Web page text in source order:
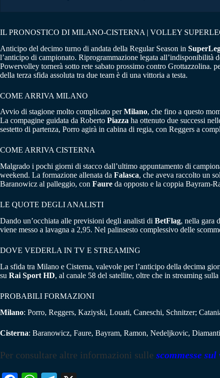
IL PRONOSTICO DI MILANO-CISTERNA | VOLLEY
Anticipo del decimo turno di andata della Regular Season in
l’anticipo di campionato. Riprogrammazione legata
Powervolley tornerà sotto rete sabato prossimo contro Grottazzolina.
della terza sfida assoluta tra due team è di una vittoria a testa.
COME ARRIVA MILANO
Avvio di stagione molto complicato perMilano, che fino a questo
La compagine guidata da Roberto Piazza ha ottenuto due successi
sestetto di partenza, Porro agirà in cabina di regia, con Reggers a
COME ARRIVA CISTERNA
Malgrado i pochi giorni di stacco dall’ultimo appuntamento di
weekend. La formazione allenata da Falasca, che aveva raccolto un
Baranowicz al palleggio, con Faure da opposto e la coppia Bayram-
LE QUOTE DEGLI ANALISTI
Dando un’occhiata alle previsioni degli analisti di BetFlag, nella gara
viene messo a lavagna a 2,95. Nel palinsesto complessivo delle
DOVE VEDERLA IN TV E STREAMING
La sfida tra Milano e Cisterna, valevole per l’anticipo della decima
su Rai Sport HD, al canale 58 del satellite, oltre che in streaming
PROBABILI FORMAZIONI
Milano: Porro, Reggers, Kaziyski, Louati, Caneschi, Schnitzer;
Cisterna: Baranowicz, Faure, Bayram, Ramon, Nedeljkovic,
Per consultare altre informazioni sulle scommesse